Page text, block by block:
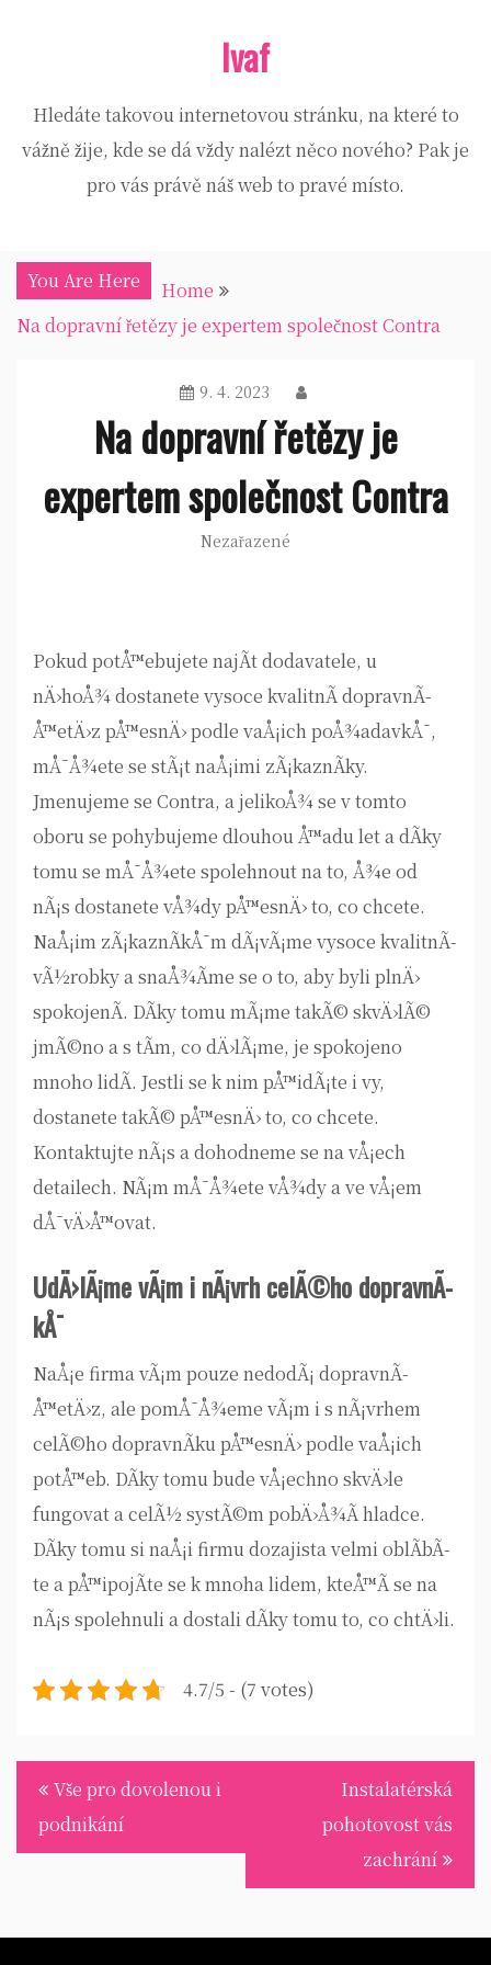
Ivaf
Hledáte takovou internetovou stránku, na které to
vážně žije, kde se dá vždy nalézt něco nového? Pak je
pro vás právě náš web to pravé místo.
You Are Here
Home
Na dopravní řetězy je expertem společnost Contra
9. 4. 2023
Na dopravní řetězy je
expertem společnost Contra
Nezařazené
Pokud potÅ™ebujete najÃ­t dodavatele, u
nÄ›hoÅ¾ dostanete vysoce kvalitnÃ­dopravnÃ­
Å™etÄ›z pÅ™esnÄ› podle vaÅ¡ich poÅ¾adavkÅ¯,
mÅ¯Å¾ete se stÃ¡t naÅ¡imi zÃ¡kaznÃ­ky.
Jmenujeme se Contra, a jelikoÅ¾ se v tomto
oboru se pohybujeme dlouhou Å™adu let a dÃ­ky
tomu se mÅ¯Å¾ete spolehnout na to, Å¾e od
nÃ¡s dostanete vÅ¾dy pÅ™esnÄ› to, co chcete.
NaÅ¡im zÃ¡kaznÃ­kÅ¯m dÃ¡vÃ¡me vysoce kvalitnÃ­
vÃ½robky a snaÅ¾Ã­me se o to, aby byli plnÄ›
spokojenÃ­. DÃ­ky tomu mÃ¡me takÃ© skvÄ›lÃ©
jmÃ©no a s tÃ­m, co dÄ›lÃ¡me, je spokojeno
mnoho lidÃ­. Jestli se k nim pÅ™idÃ¡te i vy,
dostanete takÃ© pÅ™esnÄ› to, co chcete.
Kontaktujte nÃ¡s a dohodneme se na vÅ¡ech
detailech. NÃ¡m mÅ¯Å¾ete vÅ¾dy a ve vÅ¡em
dÅ¯vÄ›Å™ovat.
UdÄ›lÃ¡me vÃ¡m i nÃ¡vrh celÃ©ho dopravnÃ­
kÅ¯
NaÅ¡e firma vÃ¡m pouze nedodÃ¡ dopravnÃ­
Å™etÄ›z, ale pomÅ¯Å¾eme vÃ¡m i s nÃ¡vrhem
celÃ©ho dopravnÃ­ku pÅ™esnÄ› podle vaÅ¡ich
potÅ™eb. DÃ­ky tomu bude vÅ¡echno skvÄ›le
fungovat a celÃ½ systÃ©m pobÄ›Å¾Ã­ hladce.
DÃ­ky tomu si naÅ¡i firmu dozajista velmi oblÃ­bÃ­
te a pÅ™ipojÃ­te se k mnoha lidem, kteÅ™Ã­ se na
nÃ¡s spolehnuli a dostali dÃ­ky tomu to, co chtÄ›li.
4.7/5 - (7 votes)
Navigace
pro
příspěvek
Vše pro dovolenou i
podnikání
Instalatérská
pohotovost vás
zachrání